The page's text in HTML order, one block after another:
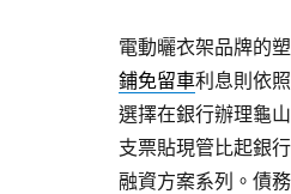
電動曬衣架品牌的
鋪免留車利息則依
選擇在銀行辦理龜
支票貼現管比起銀
融資方案系列。債